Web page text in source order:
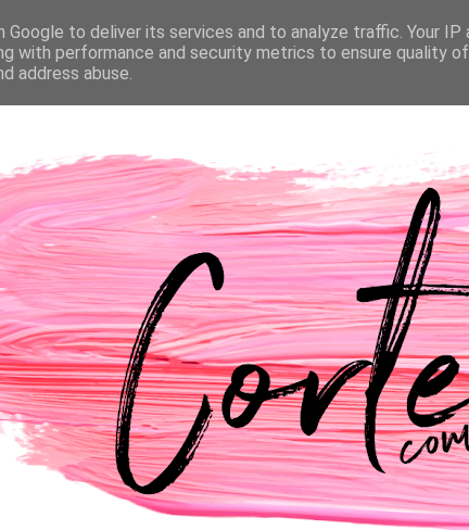
CONTACTOS PASSATEMPOS CASAMENTO
to deliver its services and to analyze traffic. Your IP
with performance and security metrics to ensure quality
address abuse.